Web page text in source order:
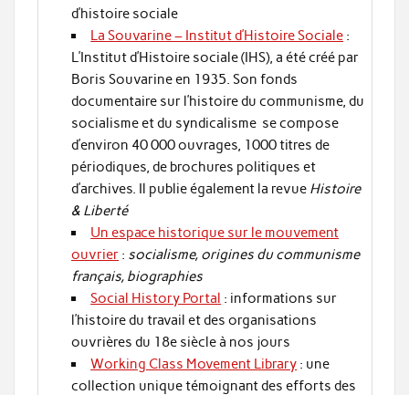
d’histoire sociale
La Souvarine – Institut d’Histoire Sociale :
L’Institut d’Histoire sociale (IHS), a été créé par
Boris Souvarine en 1935. Son fonds
documentaire sur l’histoire du communisme, du
socialisme et du syndicalisme se compose
d’environ 40 000 ouvrages, 1000 titres de
périodiques, de brochures politiques et
d’archives. Il publie également la revue Histoire
& Liberté
Un espace historique sur le mouvement
ouvrier: socialisme, origines du communisme
français, biographies
Social History Portal : informations sur
l’histoire du travail et des organisations
ouvrières du 18e siècle à nos jours
Working Class Movement Library : une
collection unique témoignant des efforts des